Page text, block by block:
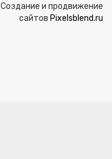
Создание и продвижение
сайтов Pixelsblend.ru